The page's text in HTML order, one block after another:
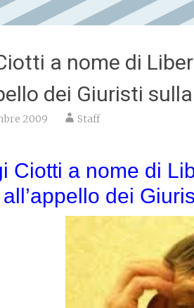
a nome di
dei Giuristi
2009 Staff
Ciotti a nome di
all’appello dei